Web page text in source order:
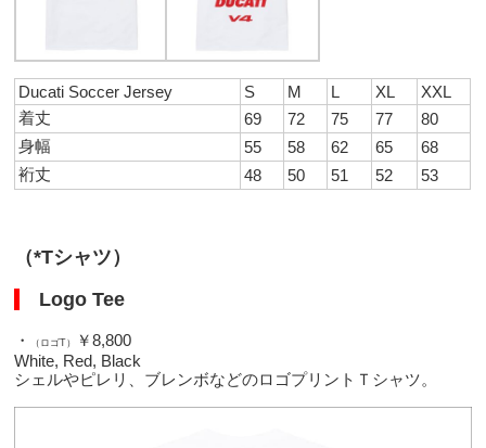
Ducati Soccer Jersey S M L XL
XXL
着丈
69 72 75 77
80
身幅
55 58 62 65
68
裄丈
48 50 51 52 53
（*Tシャツ）
Logo Tee
・ （ロゴT）
￥8,800
White, Red, Black
シェルやピレリ、ブレンボなどのロゴプリントＴシャツ。